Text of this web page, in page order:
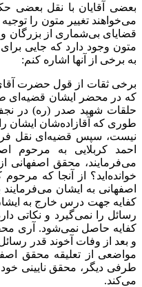
بعضی آقایان با نقل بعضی
می‌خواهند تغییر متون را
قضایای بی‌شماری از بزرگان و
متون وجود دارد که جایی برای
به برخی از آنها اشاره کنم:
برخی ثقات از قول حضرت
که در محضر ایشان قضیه‌ای
حلقات شهید صدر (ره) در
طوری که آقازاده‌شان ایشان
نیست، سپس قضیه‌ای نقل
احمد کربلایی به مرحوم
می‌فرمایند، محقق اصفهانی
خوانده‌اید؟ از آنجا که
اصفهانی به ایشان
کفایه جهت درس خارج به
رسائل را نمی‌گیرد و نکاتی
کفایه حاصل نمی‌شود. آری
و بعد از وفات آخوند قدر
مواضعی از تعلیقه محقق
طرفی دیگر، محقق نایینی خود
می‌کند.